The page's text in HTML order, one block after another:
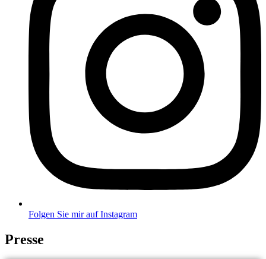
Folgen Sie mir auf Instagram
Presse